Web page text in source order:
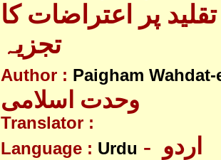
پر اعتراضات کا
تجزیہ
Author : Paigham
وحدت اسلامی
Translator :
Language : Urdu